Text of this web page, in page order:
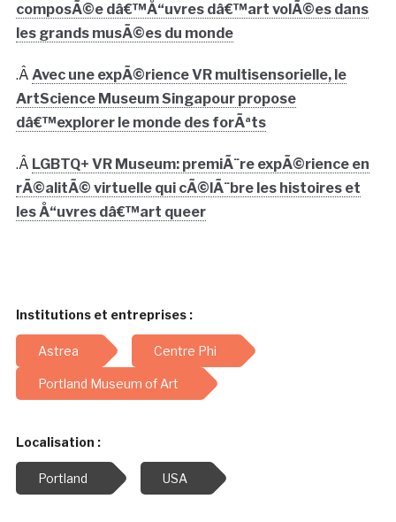
composÃ©e dâ€™Å“uvres dâ€™art volÃ©es dans
les grands musÃ©es du monde
.Â Avec une expÃ©rience VR multisensorielle, le
ArtScience Museum Singapour propose
dâ€™explorer le monde des forÃªts
.Â LGBTQ+ VR Museum: premiÃ¨re expÃ©rience en
rÃ©alitÃ© virtuelle qui cÃ©lÃ¨bre les histoires et
les Å“uvres dâ€™art queer
Institutions et entreprises :
Astrea Centre Phi
Portland Museum of Art
Localisation :
Portland USA